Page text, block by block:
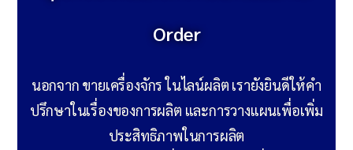
Order
นอกจาก ขายเครื่องจักร ในไลน์ผลิต เรายังยินดีให้คำ
ปรึกษาในเรื่องของการผลิต และการวางแผนเพื่อเพิ่ม
ประสิทธิภาพในการผลิต